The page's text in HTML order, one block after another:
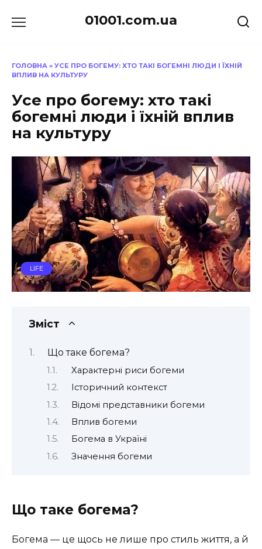
до
01001.com.ua
ГОЛОВНА » УСЕ ПРО БОГЕМУ: ХТО ТАКІ БОГЕМНІ ЛЮДИ І ЇХНІЙ
ВПЛИВ НА КУЛЬТУРУ
Усе про богему: хто такі
богемні люди і їхній вплив
на культуру
LIFE
Зміст
Що таке богема?
Характерні риси богеми
Історичний контекст
Відомі представники богеми
Вплив богеми
Богема в Україні
Значення богеми
Що таке богема?
Богема — це щось не лише про стиль життя, а й